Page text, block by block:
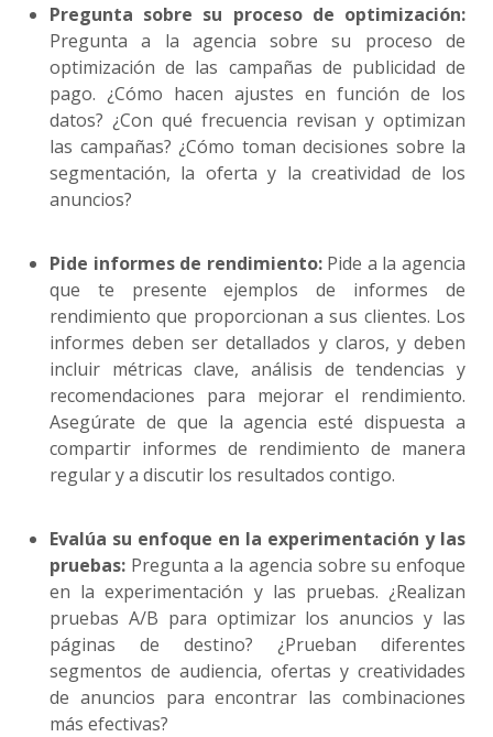
Pregunta sobre su proceso de optimización:
Pregunta a la agencia sobre su proceso de
optimización de las campañas de publicidad de
pago. ¿Cómo hacen ajustes en función de los
datos? ¿Con qué frecuencia revisan y optimizan
las campañas? ¿Cómo toman decisiones sobre la
segmentación, la oferta y la creatividad de los
anuncios?
Pide informes de rendimiento:Pide a la agencia
que te presente ejemplos de informes de
rendimiento que proporcionan a sus clientes. Los
informes deben ser detallados y claros, y deben
incluir métricas clave, análisis de tendencias y
recomendaciones para mejorar el rendimiento.
Asegúrate de que la agencia esté dispuesta a
compartir informes de rendimiento de manera
regular y a discutir los resultados contigo.
Evalúa su enfoque en la experimentación y las
pruebas: Pregunta a la agencia sobre su enfoque
en la experimentación y las pruebas. ¿Realizan
pruebas A/B para optimizar los anuncios y las
páginas de destino? ¿Prueban diferentes
segmentos de audiencia, ofertas y creatividades
de anuncios para encontrar las combinaciones
más efectivas?